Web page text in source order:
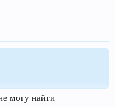
могу найти